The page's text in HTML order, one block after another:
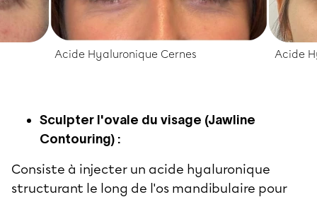
Acide Hyaluronique Cernes Acide
Sculpter l'ovale du visage (Jawline
Contouring) :
Consiste à injecter un acide hyaluronique
structurant le long de l'os mandibulaire pour